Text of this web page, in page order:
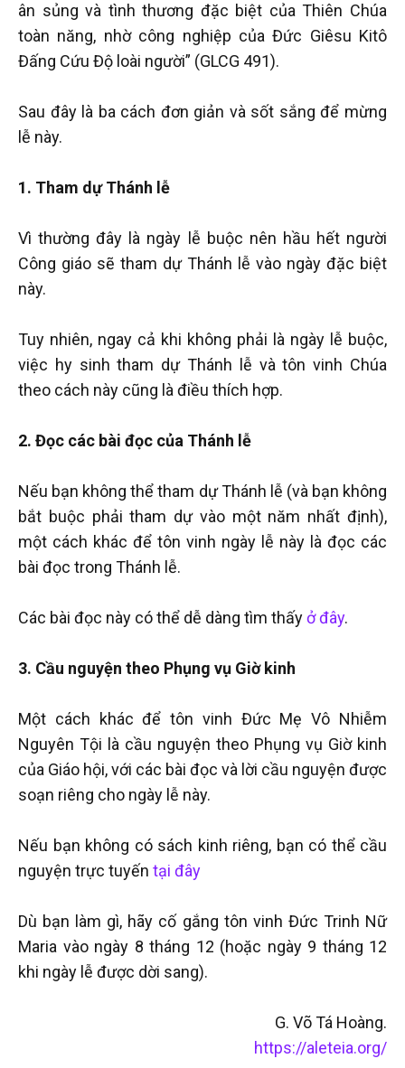
ân sủng và tình thương đặc biệt của Thiên Chúa
toàn năng, nhờ công nghiệp của Đức Giêsu Kitô
Đấng Cứu Độ loài người” (GLCG 491).
Sau đây là ba cách đơn giản và sốt sắng để mừng
lễ này.
1. Tham dự Thánh lễ
Vì thường đây là ngày lễ buộc nên hầu hết người
Công giáo sẽ tham dự Thánh lễ vào ngày đặc biệt
này.
Tuy nhiên, ngay cả khi không phải là ngày lễ buộc,
việc hy sinh tham dự Thánh lễ và tôn vinh Chúa
theo cách này cũng là điều thích hợp.
2. Đọc các bài đọc của Thánh lễ
Nếu bạn không thể tham dự Thánh lễ (và bạn không
bắt buộc phải tham dự vào một năm nhất định),
một cách khác để tôn vinh ngày lễ này là đọc các
bài đọc trong Thánh lễ.
Các bài đọc này có thể dễ dàng tìm thấyở đây.
3. Cầu nguyện theo Phụng vụ Giờ ​​kinh
Một cách khác để tôn vinh Đức Mẹ Vô Nhiễm
Nguyên Tội là cầu nguyện theo Phụng vụ Giờ ​​kinh
của Giáo hội, với các bài đọc và lời cầu nguyện được
soạn riêng cho ngày lễ này.
Nếu bạn không có sách kinh riêng, bạn có thể cầu
nguyện trực tuyến tại đây
Dù bạn làm gì, hãy cố gắng tôn vinh Đức Trinh Nữ
Maria vào ngày 8 tháng 12 (hoặc ngày 9 tháng 12
khi ngày lễ được dời sang).
G. Võ Tá Hoàng.
https://aleteia.org/